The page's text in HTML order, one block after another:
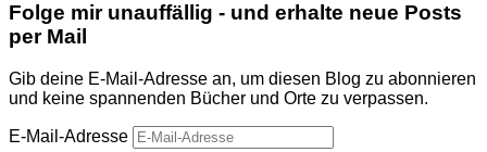
Folge mir unauffällig - und erhalte neue Posts
per Mail
Gib deine E-Mail-Adresse an, um diesen Blog zu abonnieren
und keine spannenden Bücher und Orte zu verpassen.
E-Mail-Adresse